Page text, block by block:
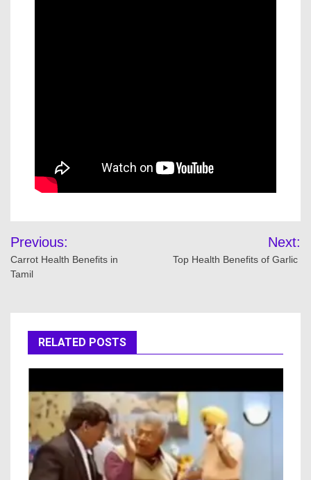
Previous:
Carrot Health Benefits in
Tamil
Next:
Top Health Benefits of Garlic
RELATED POSTS